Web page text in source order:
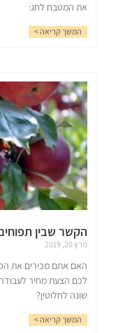
את המטבח לחג:
המשך קריאה >
הקשר שבין
מרץ 20, 2019
האם אתם מכירים את
לכם הצעת מחיר
שונה לחלוטין?
המשך קריאה >